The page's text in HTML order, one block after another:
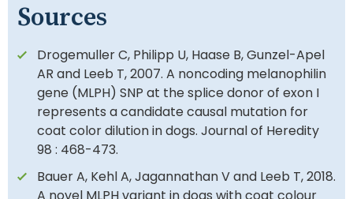
Sources
Drogemuller C, Philipp U, Haase B, Gunzel-Apel
AR and Leeb T, 2007. A noncoding melanophilin
gene (MLPH) SNP at the splice donor of exon I
represents a candidate causal mutation for
coat color dilution in dogs. Journal of Heredity
98 : 468-473.
Bauer A, Kehl A, Jagannathan V and Leeb T, 2018.
A novel MLPH variant in dogs with coat colour